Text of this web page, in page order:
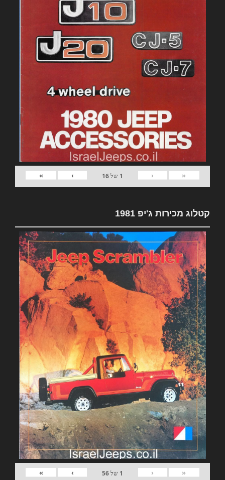
«
‹
1 של16
›
»
קטלוג מכירות ג'יפ 1981
«
‹
1 של56
›
»